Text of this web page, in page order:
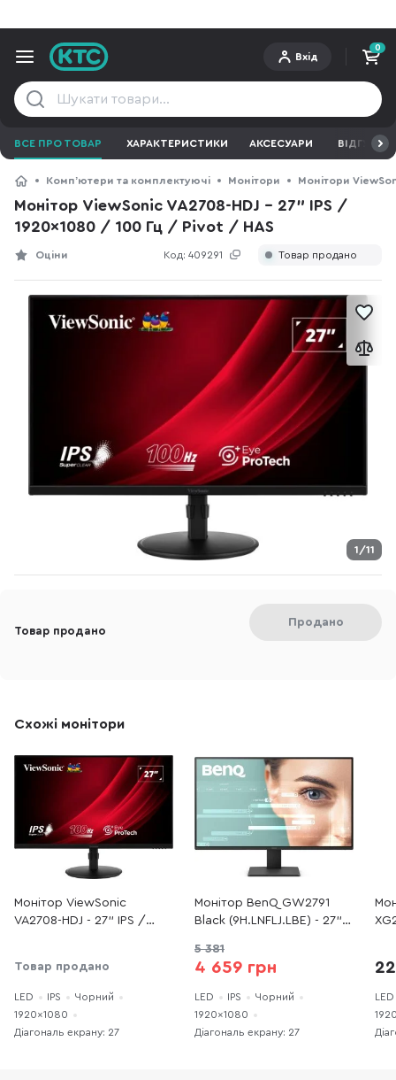
Вхід
0
ВСЕ ПРО ТОВАР ХАРАКТЕРИСТИКИ АКСЕСУАРИ ВІДГУКИ
Компʼютери та комплектуючі Монітори Монітори
Монітор ViewSonic VA2708-HDJ - 27" IPS /
1920×1080 / 100 Гц / Pivot / HAS
Код: 409291
Оціни Товар продано
1/11
Товар продано
Продано
Схожі монітори
Монітор ViewSonic
VA2708-HDJ - 27" IPS /
Товар продано
LED IPS
Чорний
1920×1080
Діагональ екрану: 27
Монітор BenQ GW2791
Black (9H.LNFLJ.LBE) - 27"
5 381
4 659 грн
LED IPS
Чорний
1920×1080
Діагональ екрану: 27
G-
LED